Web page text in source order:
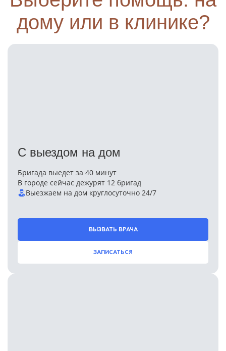
дому или в клинике?
С выездом на дом
Бригада выедет за 40 минут
В городе сейчас дежурят 12 бригад
Выезжаем на дом круглосуточно 24/7
ВЫЗВАТЬ ВРАЧА
ЗАПИСАТЬСЯ